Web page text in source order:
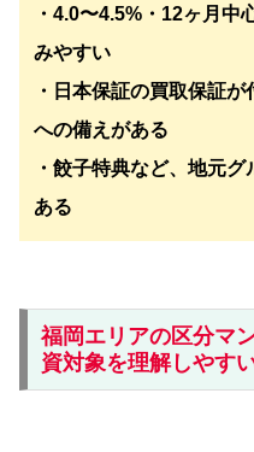
・4.0〜4.5%・12ヶ月中
みやすい
・日本保証の買取保証
への備えがある
・餃子特典など、地元
ある
福岡エリアの区分マ
資対象を理解しやす